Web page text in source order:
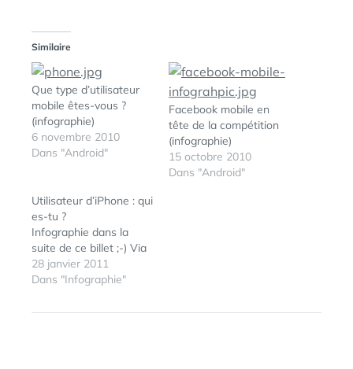
Similaire
Que type d’utilisateur
mobile êtes-vous ?
(infographie)
6 novembre 2010
Dans "Android"
Facebook mobile en
tête de la compétition
(infographie)
15 octobre 2010
Dans "Android"
Utilisateur d’iPhone : qui
es-tu ?
Infographie dans la
suite de ce billet ;-) Via
28 janvier 2011
Dans "Infographie"
ÉTIQUETTES :
BLACKBERRY,